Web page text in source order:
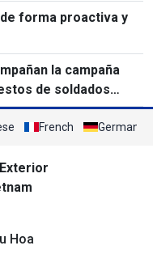
forma proactiva y
la campaña
de soldados
French German
Hoa